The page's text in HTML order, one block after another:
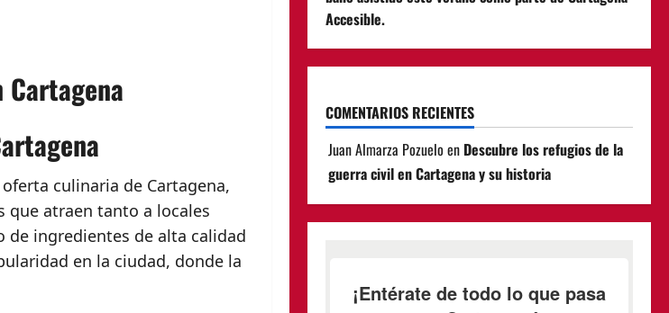
culinaria de Cartagena,
que atraen tanto a locales
de ingredientes de alta calidad
en la ciudad, donde la
Accesible.
COMENTARIOS RECIENTES
Juan Almarza Pozuelo en Descubre los refugios de la
guerra civil en Cartagena y su historia